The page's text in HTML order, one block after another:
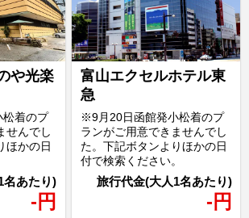
や光楽
- 円
着のプ
せんでし
ほかの日
富山エクセルホテル東
急
- 円
※9月20日函館発小松着のプ
ランがご用意できませんでし
た。下記ボタンよりほかの日
付で検索ください。